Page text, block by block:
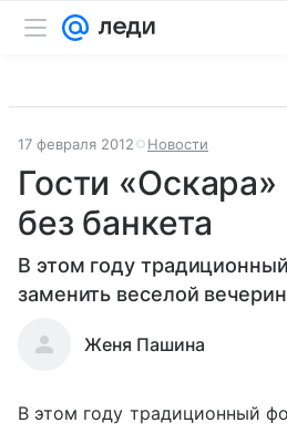
17 февраля 2012 Новости
Гости «Оскара»
без банкета
В этом году
заменить веселой
Женя Пашина
В этом году традиционный